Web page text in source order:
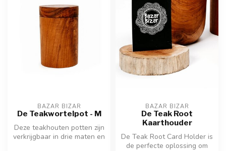
BAZAR BIZAR
De Teakwortelpot - M
Deze teakhouten potten zijn
verkrijgbaar in drie maten en
BAZAR BIZAR
De Teak Root
Kaarthouder
De Teak Root Card Holder is
de perfecte oplossing om